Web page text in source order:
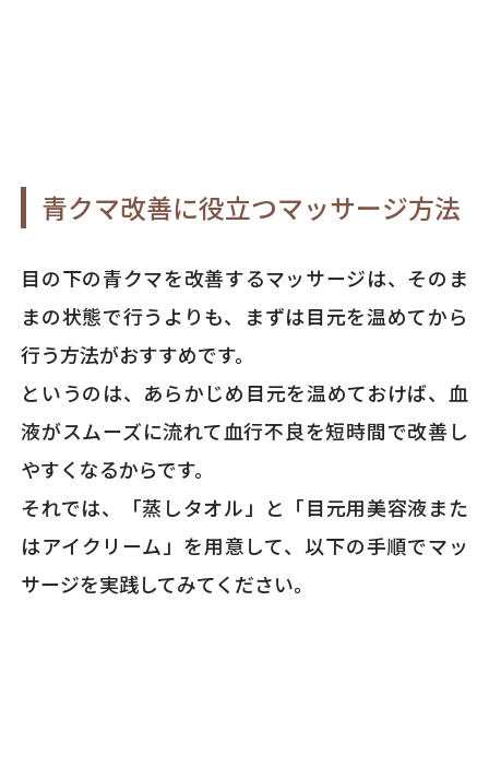
青クマ改善に役立つマッサージ方法
目の下の青クマを改善するマッサージは、そのま
まの状態で行うよりも、まずは目元を温めてから
行う方法がおすすめです。
というのは、あらかじめ目元を温めておけば、血
液がスムーズに流れて血行不良を短時間で改善し
やすくなるからです。
それでは、「蒸しタオル」と「目元用美容液また
はアイクリーム」を用意して、以下の手順でマッ
サージを実践してみてください。